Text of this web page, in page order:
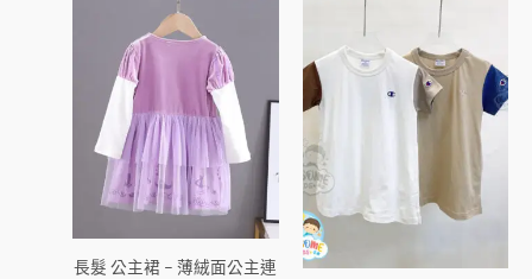
長髮 公主裙 – 薄絨面公主連
選
擇
頁
面
選